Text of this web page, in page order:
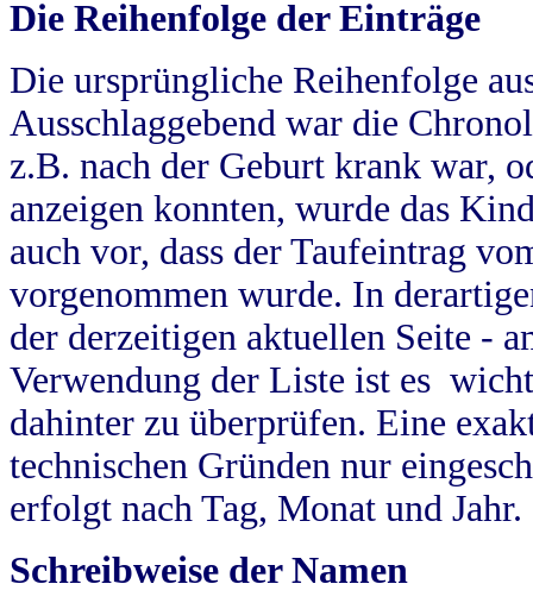
Die Reihenfolge der Einträge
Die ursprüngliche Reihenfolge
Ausschlaggebend war die
z.B. nach der Geburt krank war,
anzeigen konnten, wurde das
auch vor, dass der Taufeintrag
vorgenommen wurde. In
der derzeitigen aktuellen Seite -
Verwendung der Liste ist es
dahinter zu überprüfen. Eine
technischen Gründen nur
erfolgt nach Tag, Monat und Jahr.
Schreibweise der Namen